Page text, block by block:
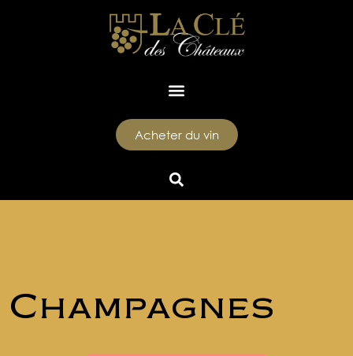
Acheter du vin
Champagnes